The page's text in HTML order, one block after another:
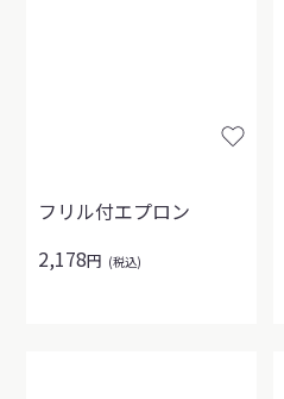
フリル付エプロン
2,178円 (税込)